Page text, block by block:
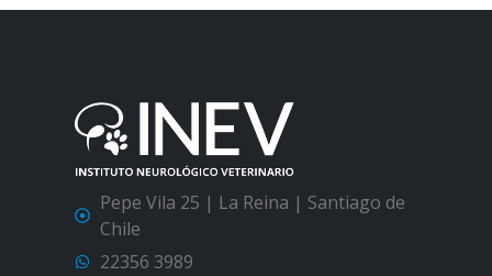
Pepe Vila 25 | La Reina | Santiago de
Chile
22356 3989